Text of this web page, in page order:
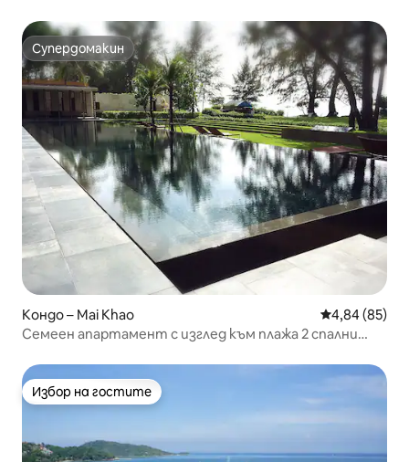
Супердомакин
Супердомакин
Кондо – Mai Khao Средна
4,84 (85)
Семеен апартамент с изглед към плажа 2 спални
Избор на гостите
Избор на гостите